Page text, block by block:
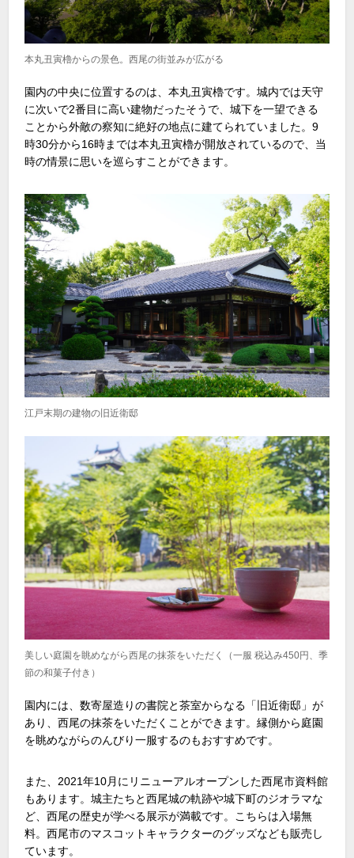
本丸丑寅櫓からの景色。西尾の街並みが広がる
園内の中央に位置するのは、本丸丑寅櫓です。城内では天守
に次いで2番目に高い建物だったそうで、城下を一望できる
ことから外敵の察知に絶好の地点に建てられていました。9
時30分から16時までは本丸丑寅櫓が開放されているので、当
時の情景に思いを巡らすことができます。
江戸末期の建物の旧近衛邸
美しい庭園を眺めながら西尾の抹茶をいただく（一服 税込み450円、季
節の和菓子付き）
園内には、数寄屋造りの書院と茶室からなる「旧近衛邸」が
あり、西尾の抹茶をいただくことができます。縁側から庭園
を眺めながらのんびり一服するのもおすすめです。
また、2021年10月にリニューアルオープンした西尾市資料館
もあります。城主たちと西尾城の軌跡や城下町のジオラマな
ど、西尾の歴史が学べる展示が満載です。こちらは入場無
料。西尾市のマスコットキャラクターのグッズなども販売し
ています。